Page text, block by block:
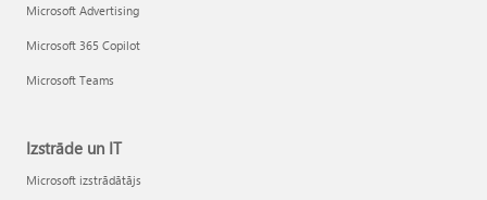
Microsoft Advertising
Microsoft 365 Copilot
Microsoft Teams
Izstrāde un IT
Microsoft izstrādātājs